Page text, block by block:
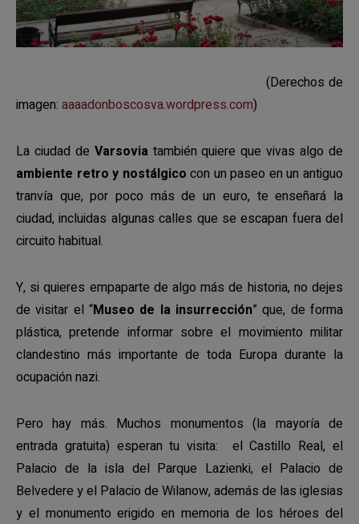
(Derechos de
imagen: aaaadonboscosva.wordpress.com)
La ciudad de Varsovia también quiere que vivas algo de
ambiente retro y nostálgico con un paseo en un antiguo
tranvía que, por poco más de un euro, te enseñará la
ciudad, incluidas algunas calles que se escapan fuera del
circuito habitual.
Y, si quieres empaparte de algo más de historia, no dejes
de visitar el “Museo de la insurrección” que, de forma
plástica, pretende informar sobre el movimiento militar
clandestino más importante de toda Europa durante la
ocupación nazi.
Pero hay más. Muchos monumentos (la mayoría de
entrada gratuita) esperan tu visita: el Castillo Real, el
Palacio de la isla del Parque Lazienki, el Palacio de
Belvedere y el Palacio de Wilanow, además de las iglesias
y el monumento erigido en memoria de los héroes del